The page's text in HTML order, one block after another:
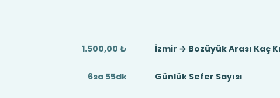
1.500,00 ₺ İzmir → Bozüyük Arası Kaç
6sa 55dk Günlük Sefer Sayısı